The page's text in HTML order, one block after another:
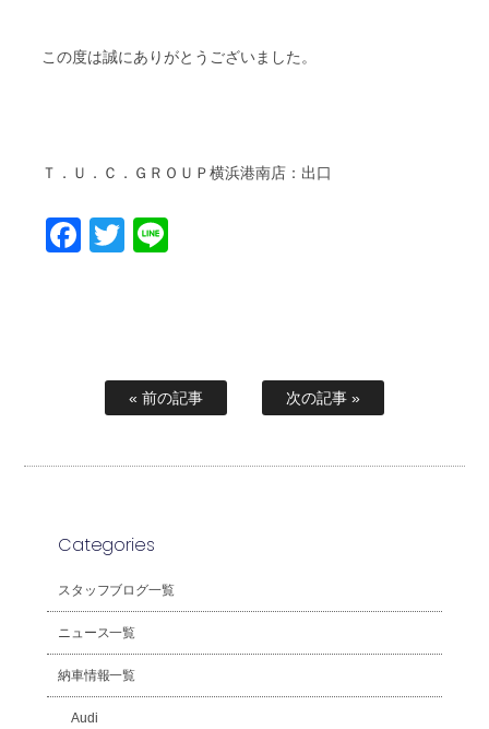
この度は誠にありがとうございました。
Ｔ．Ｕ．Ｃ．ＧＲＯＵＰ横浜港南店：出口
Facebook
Twitter
« 前の記事 次の記事 »
Categories
スタッフブログ一覧
ニュース一覧
納車情報一覧
Audi